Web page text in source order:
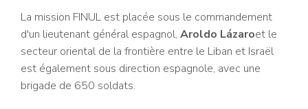
La mission FINUL est placée sous le commandement
d'un lieutenant général espagnol, Aroldo Lázaroet le
secteur oriental de la frontière entre le Liban et Israël
est également sous direction espagnole, avec une
brigade de 650 soldats.